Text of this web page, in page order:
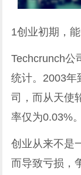
1创业初期，
Techcrunch公
统计。2003年
司，而从天使
率仅为0.03%。
创业从来不是
而导致亏损，